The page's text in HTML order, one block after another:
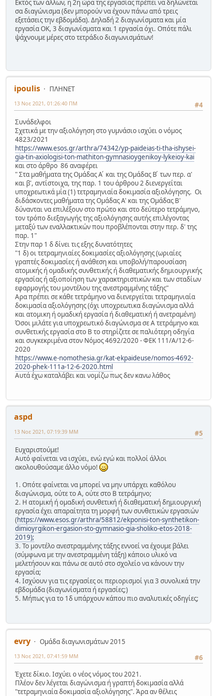
Εκτός των άλλων, η 2η ώρα της εργασίας πρέπει να δηλώνεται
σα διαγώνισμα (δεν μπορούν να έχουν πάνω από τρεις
εξετάσεις την εβδομάδα). Δηλαδή 2 διαγωνίσματα και μία
εργασία ΟΚ, 3 διαγωνίσματα και 1 εργασία όχι. Οπότε πάλι
ψάχνουμε μέρες στο τετράδιο διαγωνισμάτων!
ipoulis
ΠΛΗΝΕΤ
#4
13 Νοε 2021, 01:26:40 ΠΜ
Συνάδελφοι
Σχετικά με την αξιολόγηση στο γυμνάσιο ισχύει ο νόμος
4823/2021
https://www.esos.gr/arthra/74342/yp-paideias-ti-tha-ishysei-
gia-tin-axiologisi-ton-mathiton-gymnasioygenikoy-lykeioy-kai
και στο άρθρο 86 αναφέρει
" Στα μαθήματα της Ομάδας Α ́ και της Ομάδας Β ́ των περ. α'
και β', αντίστοιχα, της παρ. 1 του άρθρου 2 διενεργείται
υποχρεωτικά μία (1) τετραμηνιαία δοκιμασία αξιολόγησης. Οι
διδάσκοντες μαθήματα της Ομάδας Α' και της Ομάδας Β'
δύνανται να επιλέξουν στο πρώτο και στο δεύτερο τετράμηνο,
τον τρόπο διεξαγωγής της αξιολόγησης αυτής επιλέγοντας
μεταξύ των εναλλακτικών που προβλέπονται στην περ. δ' της
παρ. 1"
Στην παρ 1 δ δίνει τις εξης δυνατότητες
"1 δ) οι τετραμηνιαίες δοκιμασίες αξιολόγησης (ωριαίες
γραπτές δοκιμασίες ή ανάθεση και υποβολή/παρουσίαση
ατομικής ή ομαδικής συνθετικής ή διαθεματικής δημιουργικής
εργασίας ή αξιοποίηση των χαρακτηριστικών και των σταδίων
εφαρμογής του μοντέλου της ανεστραμμένης τάξης"
Αρα πρέπει σε κάθε τετράμηνο να διενεργείται τετραμηνιαία
δοκιμασία αξιολόγησης (όχι υποχρεωτικα διαγώνισμα αλλά
και ατομικη ή ομαδική εργασία ή διαθεματική ή ανετραμένη)
Όσοι μιλάτε για υποχρεωτικό διαγώνισμα σε Α τετράμηνο και
συνθετικής εργασία στο Β το στηρίζετε σε παλιότερη οδηγία
και συγκεκριμένα στον Νόμος 4692/2020 - ΦΕΚ 111/Α/12-6-
2020
https://www.e-nomothesia.gr/kat-ekpaideuse/nomos-4692-
2020-phek-111a-12-6-2020.html
Αυτά έχω καταλάβει και νομίζω πως δεν κανω λάθος
aspd
#5
13 Νοε 2021, 07:19:39 ΜΜ
Ευχαριστούμε!
Αυτό φαίνεται να ισχύει, ενώ εγώ και πολλοί άλλοι
ακολουθούσαμε άλλο νόμο!
1. Οπότε φαίνεται να μπορεί να μην υπάρχει καθόλου
διαγώνισμα, ούτε το Α, ούτε στο Β τετράμηνο;
2. Η ατομική ή ομαδική συνθετική ή διαθεματική δημιουργική
εργασία έχει απαραίτητα τη μορφή των συνθετικών εργασιών
(https://www.esos.gr/arthra/58812/ekponisi-ton-synthetikon-
dimioyrgikon-ergasion-sto-gymnasio-gia-sholiko-etos-2018-
2019);
3. Το μοντέλο ανεστραμμένης τάξης εννοεί να έχουμε βάλει
(σύμφωνα με την ανεστραμμένη τάξη) κάποιο υλικό να
μελετήσουν και πάνω σε αυτό στο σχολείο να κάνουν την
εργασία;
4. Ισχύουν για τις εργασίες οι περιορισμοί για 3 συνολικά την
εβδομάδα (διαγωνίσματα ή εργασίες;)
5. Μήπως για το 1δ υπάρχουν κάπου πιο αναλυτικές οδηγίες;
evry
Ομάδα διαγωνισμάτων 2015
#6
13 Νοε 2021, 07:41:59 ΜΜ
Έχετε δίκιο. Ισχύει ο νέος νόμος του 2021.
Πλέον δεν λέγεται διαγώνισμα ή γραπτή δοκιμασία αλλά
"τετραμηνιαία δοκιμασία αξιολόγησης". Άρα αν θέλεις